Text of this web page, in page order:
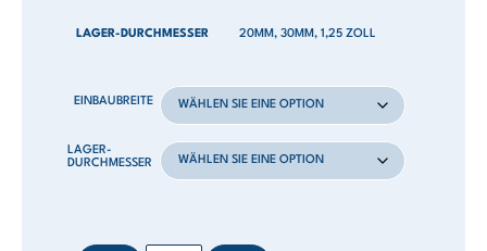
LAGER-DURCHMESSER 20MM, 30MM, 1,25 ZOLL
EINBAUBREITE
LAGER-
DURCHMESSER